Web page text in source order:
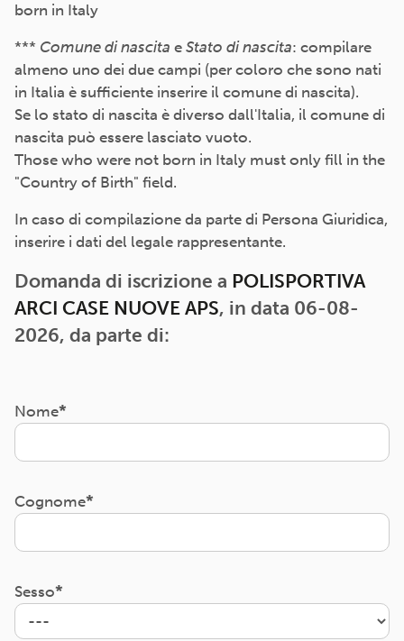
born in Italy
*** Comune di nascita e Stato di nascita: compilare
almeno uno dei due campi (per coloro che sono nati
in Italia è sufficiente inserire il comune di nascita).
Se lo stato di nascita è diverso dall'Italia, il comune di
nascita può essere lasciato vuoto.
Those who were not born in Italy must only fill in the
"Country of Birth" field.
In caso di compilazione da parte di Persona Giuridica,
inserire i dati del legale rappresentante.
Domanda di iscrizione a POLISPORTIVA
ARCI CASE NUOVE APS, in data 06-08-
2026, da parte di:
Nome
Cognome
Sesso